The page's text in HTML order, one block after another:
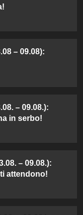
– 09.08):
– 09.08.):
in serbo!
– 09.08.):
attendono!